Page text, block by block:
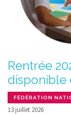
Rentrée
disponible
FÉDÉRATION
13 juillet 2026